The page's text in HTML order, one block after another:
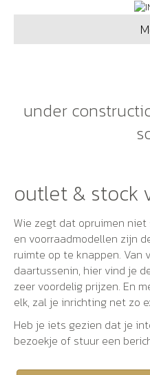
under
outlet & stock
Wie zegt dat opruimen
en voorraadmodellen zijn
ruimte op te knappen.
daartussenin, hier vind je
zeer voordelig prijzen. En
elk, zal je inrichting net zo
Heb je iets gezien dat je
bezoekje of stuur een